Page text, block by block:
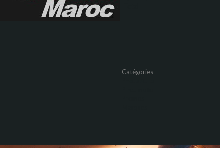
Catégories